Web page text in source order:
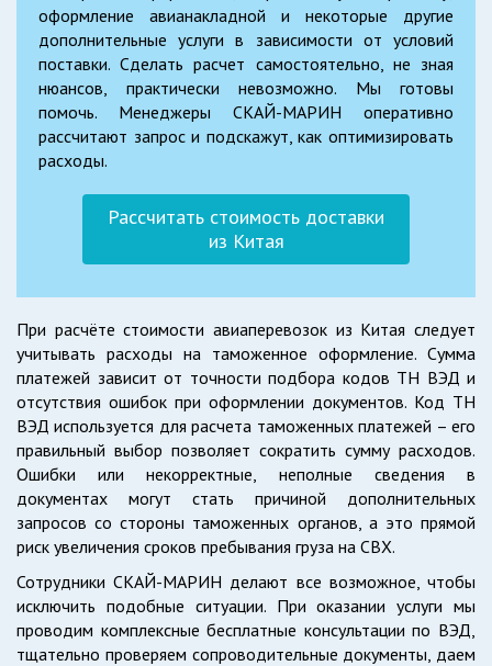
оформление авианакладной и некоторые другие
дополнительные услуги в зависимости от условий
поставки. Сделать расчет самостоятельно, не зная
нюансов, практически невозможно. Мы готовы
помочь. Менеджеры СКАЙ-МАРИН оперативно
рассчитают запрос и подскажут, как оптимизировать
расходы.
Рассчитать стоимость доставки
из Китая
При расчёте стоимости авиаперевозок из Китая следует
учитывать расходы на таможенное оформление. Сумма
платежей зависит от точности подбора кодов ТН ВЭД и
отсутствия ошибок при оформлении документов. Код ТН
ВЭД используется для расчета таможенных платежей – его
правильный выбор позволяет сократить сумму расходов.
Ошибки или некорректные, неполные сведения в
документах могут стать причиной дополнительных
запросов со стороны таможенных органов, а это прямой
риск увеличения сроков пребывания груза на СВХ.
Сотрудники СКАЙ-МАРИН делают все возможное, чтобы
исключить подобные ситуации. При оказании услуги мы
проводим комплексные бесплатные консультации по ВЭД,
тщательно проверяем сопроводительные документы, даем